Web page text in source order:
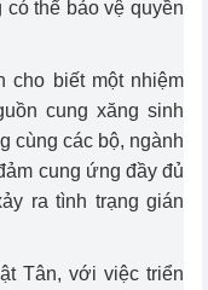
thể bảo vệ quyền
cho biết một nhiệm
cung xăng sinh
cùng các bộ, ngành
cung ứng đầy đủ
ra tình trạng gián
Tân, với việc triển